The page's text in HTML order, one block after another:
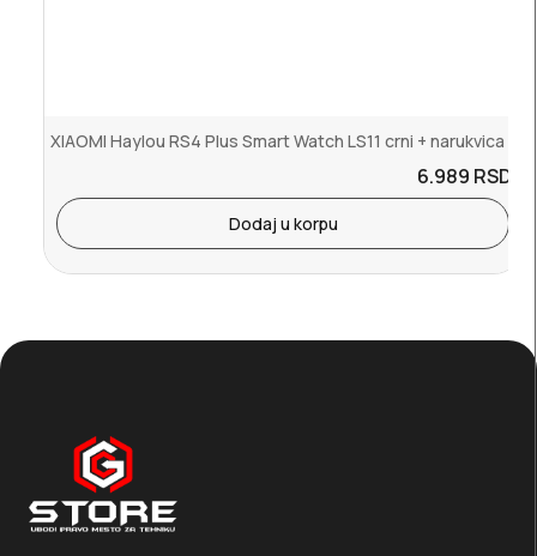
XIAOMI Haylou RS4 Plus Smart Watch LS11 crni + narukvica
6.989 RSD.
Dodaj u korpu